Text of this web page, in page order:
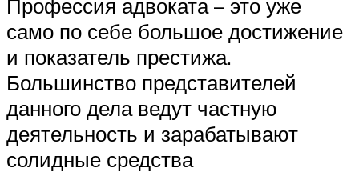
Профессия адвоката – это уже
само по себе большое достижение
и показатель престижа.
Большинство представителей
данного дела ведут частную
деятельность и зарабатывают
солидные средства